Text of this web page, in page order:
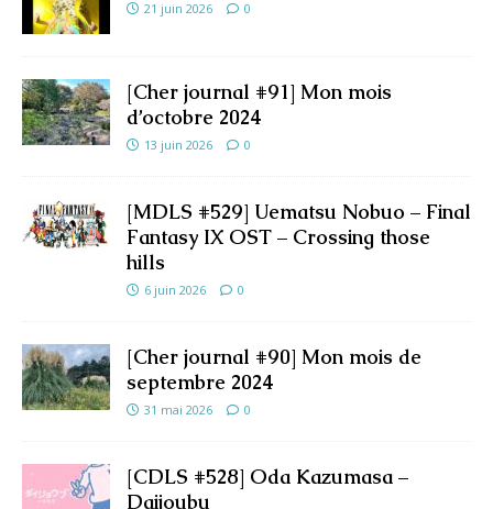
21 juin 2026 0
[Cher journal #91] Mon mois
d’octobre 2024
13 juin 2026 0
[MDLS #529] Uematsu Nobuo – Final
Fantasy IX OST – Crossing those
hills
6 juin 2026 0
[Cher journal #90] Mon mois de
septembre 2024
31 mai 2026 0
[CDLS #528] Oda Kazumasa –
Daijoubu